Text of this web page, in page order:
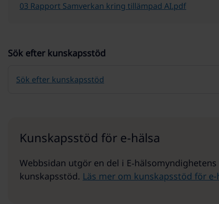
03 Rapport Samverkan kring tillämpad AI.pdf
Sök efter kunskapsstöd
Sök efter kunskapsstöd
Kunskapsstöd för e-hälsa
Webbsidan utgör en del i
kunskapsstöd. Läs mer om kunskapsstöd för e-